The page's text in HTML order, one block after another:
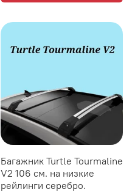
Багажник Turtle Tourmaline
V2 106 см. на низкие
рейлинги серебро.